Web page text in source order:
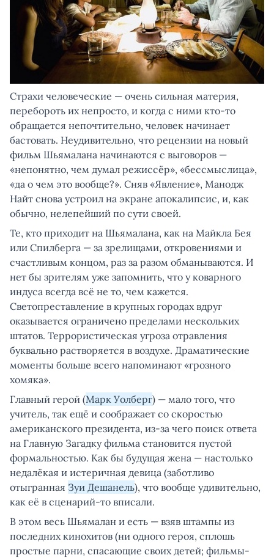
Страхи человеческие — очень сильная материя,
перебороть их непросто, и когда с ними кто-то
обращается непочтительно, человек начинает
бастовать. Неудивительно, что рецензии на новый
фильм Шьямалана начинаются с выговоров —
«непонятно, чем думал режиссёр», «бессмыслица»,
«да о чем это вообще?». Сняв «Явление», Манодж
Найт снова устроил на экране апокалипсис, и, как
обычно, нелепейший по сути своей.
Те, кто приходит на Шьямалана, как на Майкла Бея
или Спилберга — за зрелищами, откровениями и
счастливым концом, раз за разом обманываются. И
нет бы зрителям уже запомнить, что у коварного
индуса всегда всё не то, чем кажется.
Светопреставление в крупных городах вдруг
оказывается ограничено пределами нескольких
штатов. Террористическая угроза отравления
буквально растворяется в воздухе. Драматические
моменты больше всего напоминают «грозного
хомяка».
Главный герой (Марк Уолберг) — мало того, что
учитель, так ещё и соображает со скоростью
американского президента, из-за чего поиск ответа
на Главную Загадку фильма становится пустой
формальностью. Как бы будущая жена — настолько
недалёкая и истеричная девица (заботливо
отыгранная Зуи Дешанель), что вообще удивительно,
как её в сценарий-то вписали.
В этом весь Шьямалан и есть — взяв штампы из
последних кинохитов (ни одного героя, сплошь
простые парни, спасающие своих детей; фильмы-